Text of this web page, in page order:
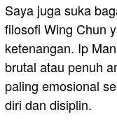
Saya juga suka
filosofi Wing Chun
ketenangan. Ip
brutal atau penuh
paling emosional
diri dan disiplin.